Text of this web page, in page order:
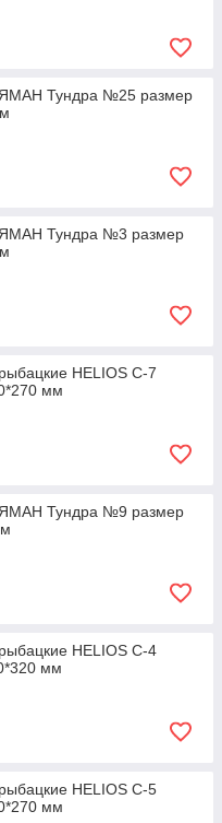
Тундра №25 размер
Тундра №3 размер
HELIOS С-7
мм
Тундра №9 размер
HELIOS С-4
мм
HELIOS С-5
мм